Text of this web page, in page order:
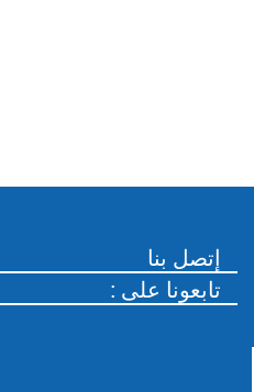
إتصل بنا
: تابعونا على